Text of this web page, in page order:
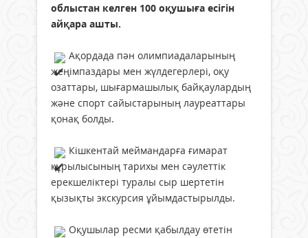
облыстан келген 100 оқушыға есігін
айқара ашты.
Ақордада пән олимпиадаларының
жеңімпаздары мен жүлдегерлері, оқу
озаттары, шығармашылық байқаулардың
және спорт сайыстарының лауреаттары
қонақ болды.
Кішкентай меймандарға ғимарат
құрылысының тарихы мен сәулеттік
ерекшеліктері туралы сыр шертетін
қызықты экскурсия ұйымдастырылды.
Оқушылар ресми қабылдау өтетін